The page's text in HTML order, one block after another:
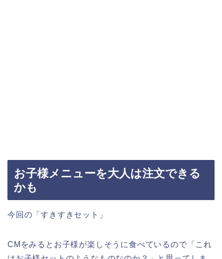
お子様メニューを大人は注文できる
かも
今回の「すきすきセット」
CMをみるとお子様が楽しそうに食べているので「これ